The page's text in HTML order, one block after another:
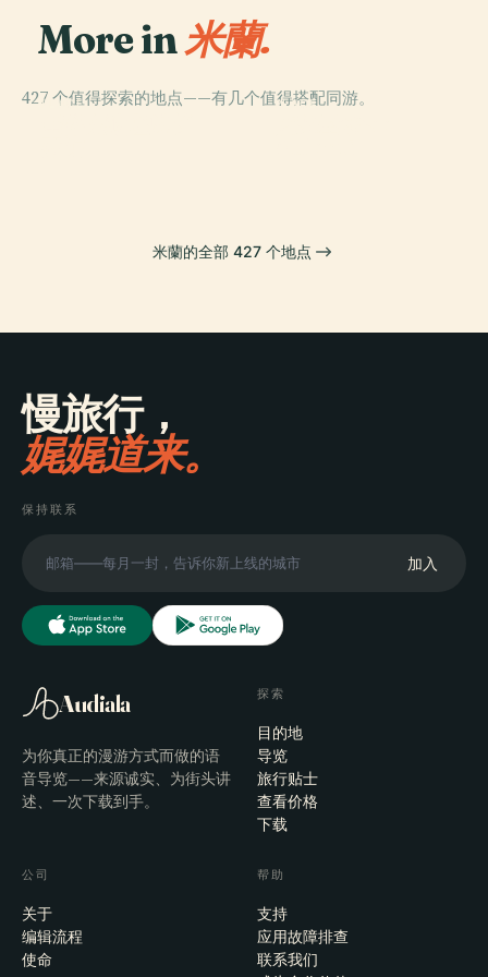
More in米蘭.
427 个值得探索的地点——有几个值得搭配同游。
PLACE PLACE
PLACE PLACE
米蘭的全部 427 个地点
慢旅行，
娓娓道来。
保持联系
加入
Audiala
为你真正的漫游方式而做的语
音导览——来源诚实、为街头讲
述、一次下载到手。
探索
目的地
导览
旅行贴士
查看价格
下载
公司
关于
编辑流程
使命
帮助
支持
应用故障排查
联系我们